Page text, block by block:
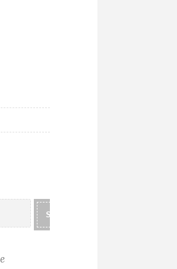
SUCHEN